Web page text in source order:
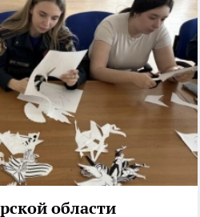
области